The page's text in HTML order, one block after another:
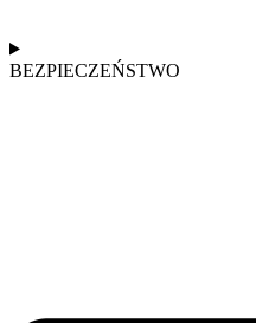
BEZPIECZEŃSTWO